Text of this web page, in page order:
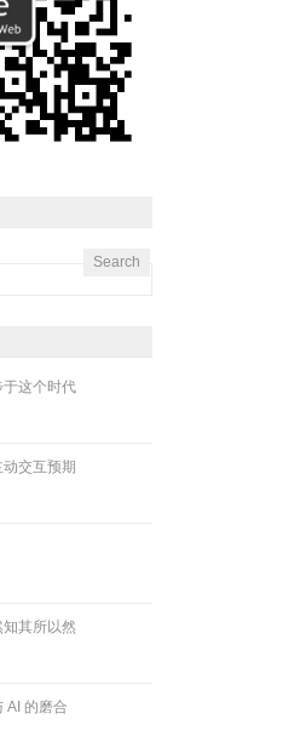
于这个时代
交互预期
其所以然
AI 的磨合